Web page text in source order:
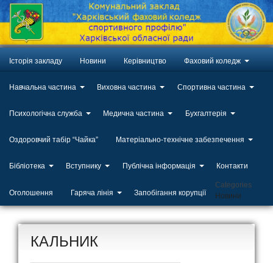
Історія закладу Новини Керівництво Фаховий коледж
Навчальна частина Виховна частина Спортивна частина
Психологічна служба Медична частина Бухгалтерія
Оздоровчий табір “Чайка” Матеріально-технічне забезпечення
Бібліотека Вступнику Публічна інформація Контакти
Оголошення Гаряча лінія Запобігання корупції
Categories
Новини
КАЛЬНИК